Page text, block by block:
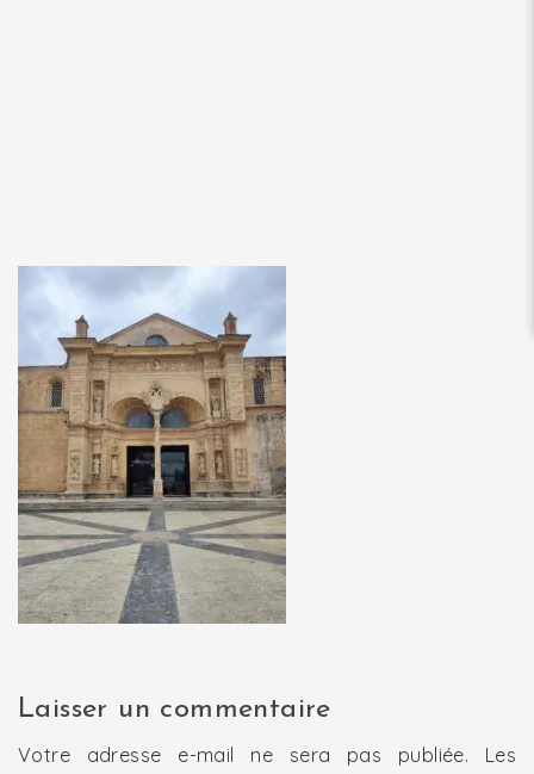
Laisser un commentaire
Votre adresse e-mail ne sera pas publiée.
Les